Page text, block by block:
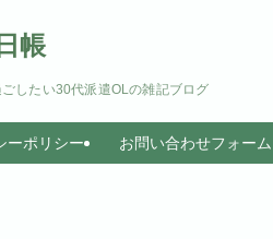
帳
したい30代派遣OLの雑記ブログ
ーポリシー お問い合わせフォーム